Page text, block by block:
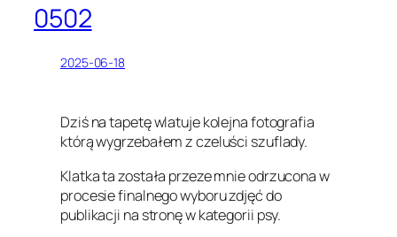
0502
2025-06-18
Dziś na tapetę wlatuje kolejna fotografia
którą wygrzebałem z czeluści szuflady.
Klatka ta została przeze mnie odrzucona w
procesie finalnego wyboru zdjęć do
publikacji na stronę w kategorii psy.